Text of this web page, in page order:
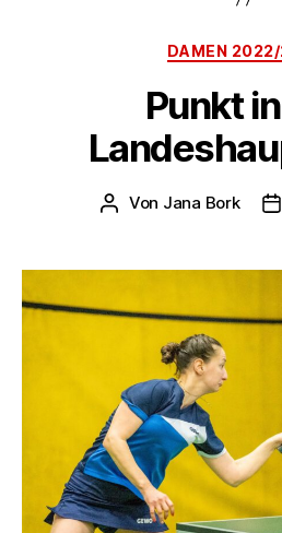
DAMEN
Punkt
Beitragsautor
Von Jana Bork